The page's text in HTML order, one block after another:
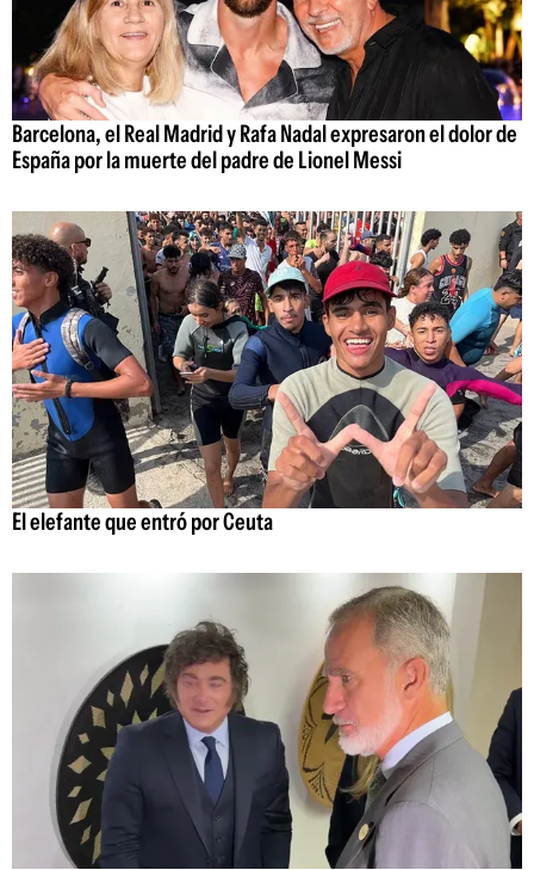
Barcelona, el Real Madrid y Rafa Nadal expresaron el dolor de
España por la muerte del padre de Lionel Messi
El elefante que entró por Ceuta